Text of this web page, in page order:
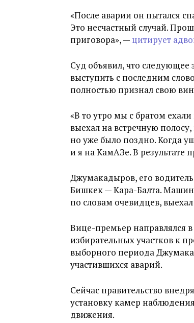
«После аварии он пытался
Это несчастный случай.
приговора», — цитирует
Суд объявил, что следующее
выступить с последним
полностью признал свою
«В то утро мы с братом
выехал на встречную
но уже было поздно. Когда
и я на КамАЗе. В результате
Джумакадыров, его
Бишкек — Кара-Балта.
по словам очевидцев,
Вице-премьер направлялся в
избирательных участков к
выборного периода
участившихся аварий.
Сейчас правительство
установку камер
движения.